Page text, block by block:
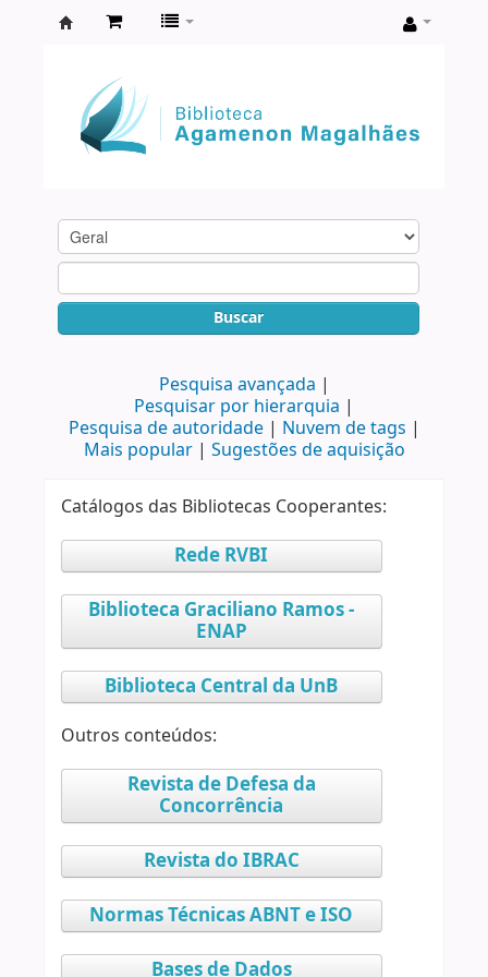
Agamenon
Magalhães
Buscar
Pesquisa avançada
Pesquisar por hierarquia
Pesquisa de autoridade
Nuvem de tags
Mais popular
Sugestões de aquisição
Catálogos das Bibliotecas Cooperantes:
Rede RVBI
Biblioteca Graciliano Ramos -
ENAP
Biblioteca Central da UnB
Outros conteúdos:
Revista de Defesa da
Concorrência
Revista do IBRAC
Normas Técnicas ABNT e ISO
Bases de Dados